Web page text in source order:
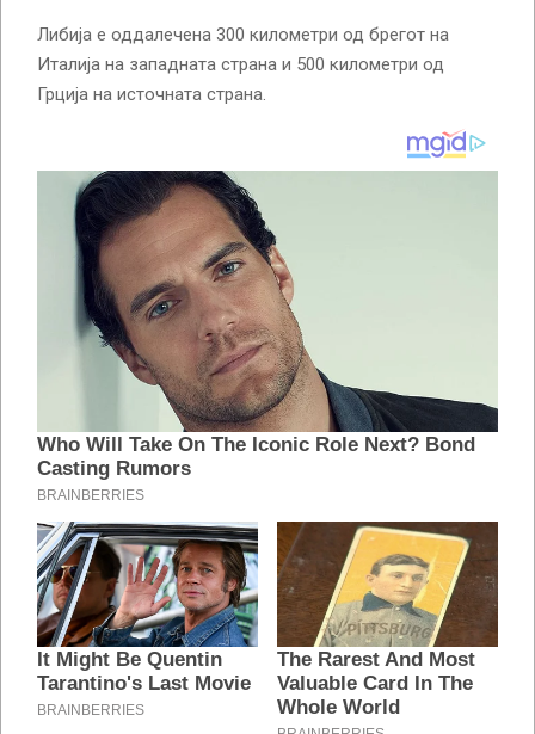
Либија е оддалечена 300 километри од брегот на
Италија на западната страна и 500 километри од
Грција на источната страна.